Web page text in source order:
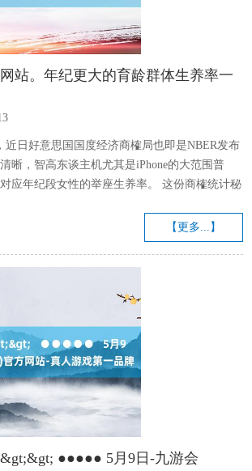
站。年纪更大的育龄群体生养率一
近日好意思国国度经济商榷局也即是NBER发布
晰，智高东谈主机尤其是iPhone的大范围普
应年纪段女性的举座生养率。 这份商榷统计秘
被测算为4.5%到8.0%；在20至24岁的育龄女性
着落幅度落在3.2%到6.6%的区间内。 年纪更
【更多...】
●●●●● 5月9日-九游会